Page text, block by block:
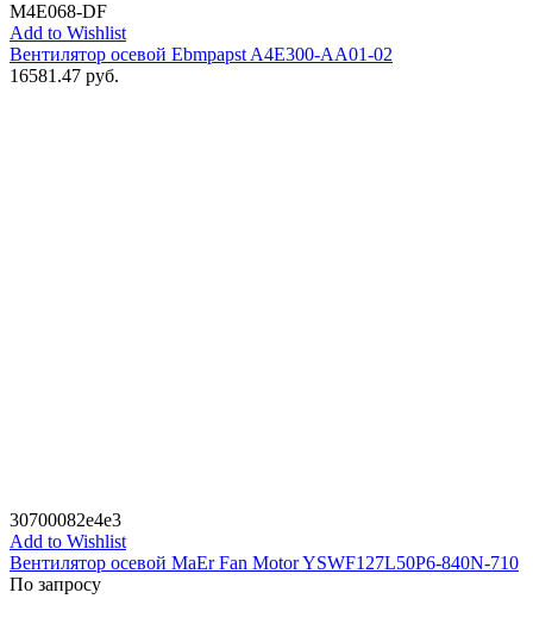
M4E068-DF
Add to Wishlist
Вентилятор осевой Ebmpapst A4E300-AA01-02
16581.47 руб.
30700082e4e3
Add to Wishlist
Вентилятор осевой MaEr Fan Motor YSWF127L50P6-840N-710
По запросу